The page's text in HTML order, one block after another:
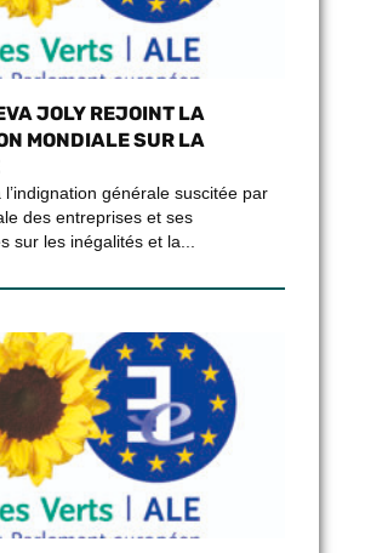
JOLY REJOINT LA
MONDIALE SUR LA
générale suscitée par
des entreprises et ses
sur les inégalités et la...